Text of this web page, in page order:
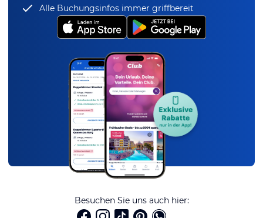
Alle Buchungsinfos immer griffbereit
Besuchen Sie uns auch hier: